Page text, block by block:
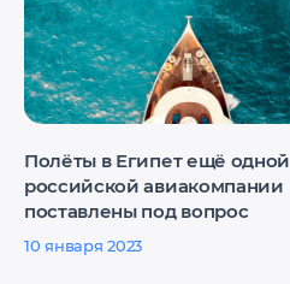
10 января 2023
Полёты в Египет ещё одной
российской авиакомпании
поставлены под вопрос